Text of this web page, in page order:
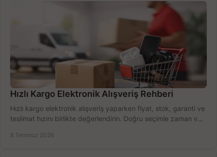
Hızlı Kargo Elektronik Alışveriş Rehberi
Hızlı kargo elektronik alışveriş yaparken fiyat, stok, garanti ve
teslimat hızını birlikte değerlendirin. Doğru seçimle zaman ve
8 Temmuz 2026